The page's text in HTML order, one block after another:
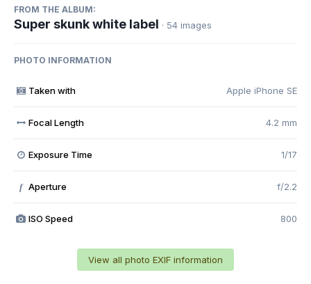
FROM THE ALBUM:
Super skunk white label · 54 images
PHOTO INFORMATION
Taken with Apple iPhone SE
Focal Length 4.2 mm
Exposure Time 1/17
f Aperture f/2.2
ISO Speed 800
View all photo EXIF information